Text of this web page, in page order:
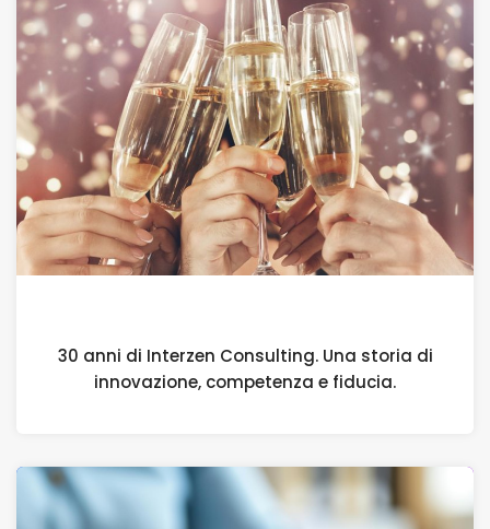
30 anni di Interzen Consulting. Una storia di
innovazione, competenza e fiducia.